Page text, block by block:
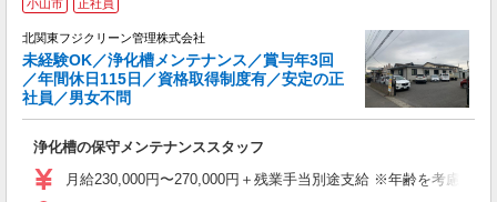
小山市 正社員
北関東フジクリーン管理株式会社
未経験OK／浄化槽メンテナンス／賞与年3回
／年間休日115日／資格取得制度有／安定の正
社員／男女不問
浄化槽の保守メンテナンススタッフ
月給230,000円〜270,000円＋残業手当別途支給 ※年齢を考慮致